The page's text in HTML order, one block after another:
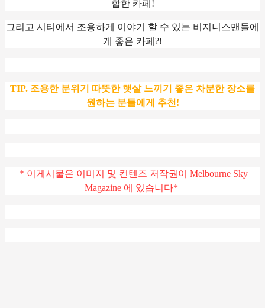
합한 카페!
그리고 시티에서 조용하게 이야기 할 수 있는 비지니스맨들에
게 좋은 카페?!
TIP. 조용한 분위기 따뜻한 햇살 느끼기 좋은 차분한 장소를
원하는 분들에게 추천!
* 이게시물은 이미지 및 컨텐즈 저작권이 Melbourne Sky
Magazine 에 있습니다*